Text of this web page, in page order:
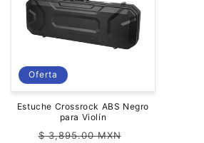
Oferta
Estuche Crossrock ABS Negro
para Violín
Precio
$ 3,895.00 MXN